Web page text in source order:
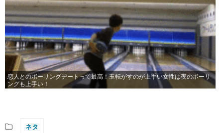
恋人とのボーリングデートって最高！玉転がすのが上手い女性は夜のボーリ
ングも上手い！
ネタ